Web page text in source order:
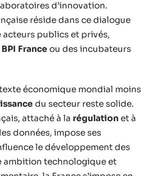
d’innovation.
réside dans ce dialogue
publics et privés,
BPI France ou des incubateurs
économique mondial moins
du secteur reste solide.
attaché à la régulation et à
données, impose ses
le développement des
ambition technologique et